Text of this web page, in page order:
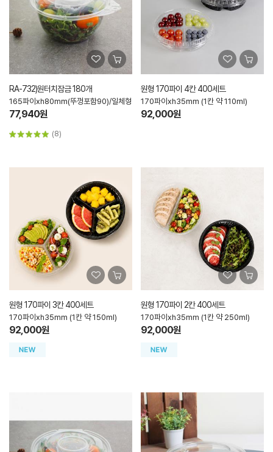
RA-732)원터치잠금 180개
165파이xh80mm(뚜껑포함90)/일체형
77,940원
(8)
원형 170파이 4칸 400세트
170파이xh35mm (1칸 약 110ml)
92,000원
원형 170파이 3칸 400세트
170파이xh35mm (1칸 약 150ml)
92,000원
원형 170파이 2칸 400세트
170파이xh35mm (1칸 약 250ml)
92,000원